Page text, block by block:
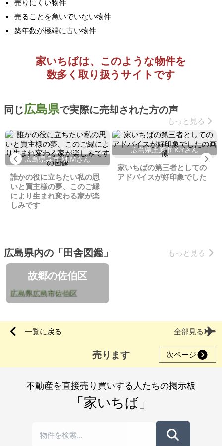
売りにくい物件
売ることを急いでいない物件
築年数が極端に古い物件
家いちばは、このような物件を
数多く取り扱うサイトです
同じ広島県で実際に売却された方の声
もっと見る
Previous
広島県呉市 M.Mさん
誰かの役に立ちたい私の思
いと買主様の夢、このご縁
により生まれ変わる家が楽
しみです
広島県庄原市 K.Yさん
家いちばの第三者としての
アドバイスが好印象でした
広島県内の「田舎図鑑」 もっと見る
故郷の佐伯区
広島県広島市佐伯区
一覧に戻る 全部見る
売ります 次ページ
不動産を直接売り買いする人たちの掲示板
「家いちば」